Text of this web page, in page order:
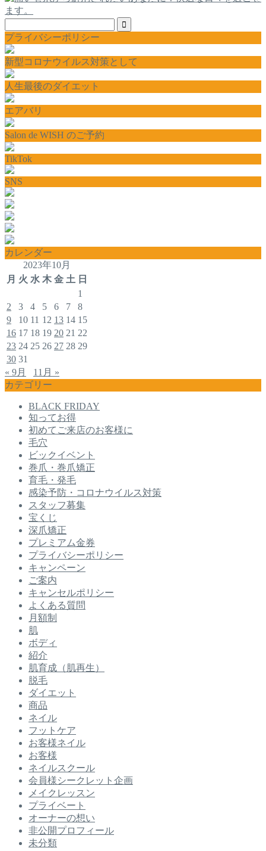
プライバシーポリシー
新型コロナウイルス対策として
人生最後のダイエット
エアバリ
Salon de WISH のご予約
TikTok
SNS
カレンダー
2023年10月
月 火 水 木 金 土 日
1
2
3 4 5 6 7
8
9
10 11 12 13 14 15
16 17 18 19 20 21 22
23 24 25 26 27 28 29
30 31
« 9月
11月 »
カテゴリー
BLACK FRIDAY
知ってお得
初めてご来店のお客様に
毛穴
ビックイベント
巻爪・巻爪矯正
育毛・発毛
感染予防・コロナウイルス対策
スタッフ募集
宝くじ
深爪矯正
プレミアム金券
プライバシーポリシー
キャンペーン
ご案内
キャンセルポリシー
よくある質問
月額制
肌
ボディ
紹介
肌育成（肌再生）
脱毛
ダイエット
商品
ネイル
フットケア
お客様ネイル
お客様
ネイルスクール
会員様シークレット企画
メイクレッスン
プライベート
オーナーの想い
非公開プロフィール
未分類